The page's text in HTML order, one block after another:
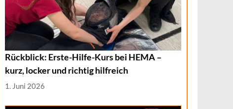
Rückblick: Erste-Hilfe-Kurs bei HEMA –
kurz, locker und richtig hilfreich
1. Juni 2026